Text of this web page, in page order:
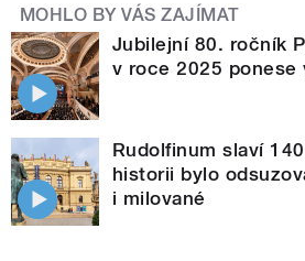
MOHLO BY VÁS ZAJÍMAT
Jubilejní 80. ročník
v roce 2025 ponese
Rudolfinum slaví
historii bylo
i milované